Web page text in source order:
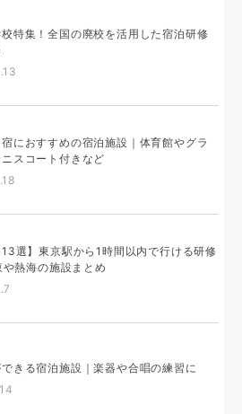
特集！全国の廃校を活用した宿泊研修
におすすめの宿泊施設｜体育館やグラ
スコート付きなど
13選】東京駅から1時間以内で行ける研修
熱海の施設まとめ
きる宿泊施設｜楽器や合唱の練習に